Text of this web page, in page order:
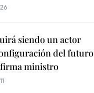
siendo un actor
del futuro
ministro